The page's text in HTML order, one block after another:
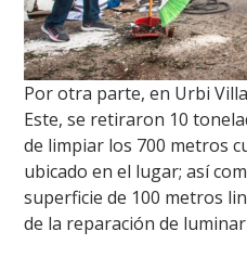
Por otra parte, en Urbi
Este, se retiraron 10
de limpiar los 700 metros
ubicado en el lugar; así
superficie de 100 metros
de la reparación de